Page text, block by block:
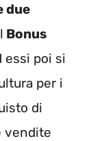
due
Bonus
essi poi si
per i
di
vendite